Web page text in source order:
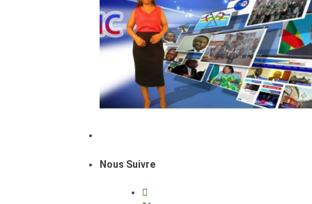
Nous Suivre